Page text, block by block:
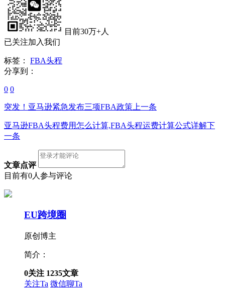
目前30万+人
已关注加入我们
标签：
FBA头程
分享到：
0 0
突发！亚马逊紧急发布三项FBA政策 上一条
亚马逊FBA头程费用怎么计算,FBA头程运费计算公式详解下
一条
文章点评
目前有0人参与评论
EU跨境圈
原创博主
简介：
0关注 1235文章
关注Ta 微信聊Ta